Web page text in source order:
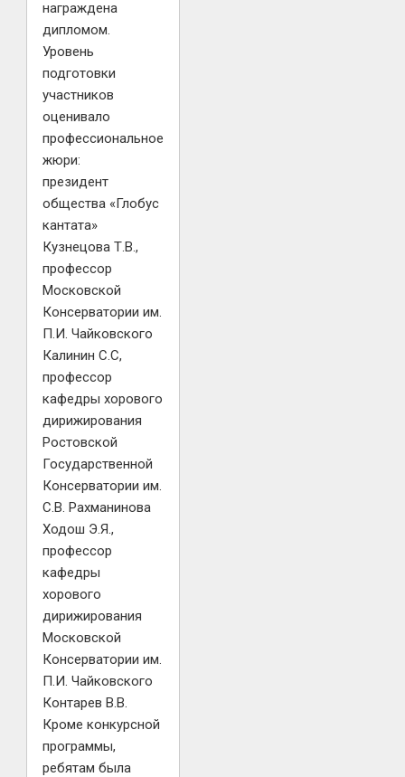
награждена
дипломом.
Уровень
подготовки
участников
оценивало
профессиональное
жюри:
президент
общества «Глобус
кантата»
Кузнецова Т.В.,
профессор
Московской
Консерватории им.
П.И. Чайковского
Калинин С.С,
профессор
кафедры хорового
дирижирования
Ростовской
Государственной
Консерватории им.
С.В. Рахманинова
Ходош Э.Я.,
профессор
кафедры
хорового
дирижирования
Московской
Консерватории им.
П.И. Чайковского
Контарев В.В.
Кроме конкурсной
программы,
ребятам была